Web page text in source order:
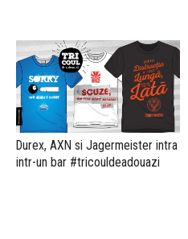
Durex, AXN si Jagermeister intra
intr-un bar #tricouldeadouazi